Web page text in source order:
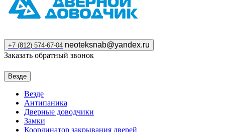
+7 (812) 574-67-04 neoteksnab@yandex.ru
Заказать обратный звонок
Везде
Везде
Антипаника
Дверные доводчики
Замки
Координатор закрывания дверей